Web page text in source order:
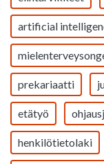
artificial
prekariaatti
etätyö
henkilötietolaki